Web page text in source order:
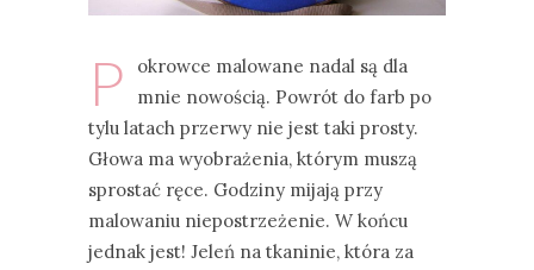
P
okrowce malowane nadal są dla
mnie nowością. Powrót do farb po
tylu latach przerwy nie jest taki prosty.
Głowa ma wyobrażenia, którym muszą
sprostać ręce. Godziny mijają przy
malowaniu niepostrzeżenie. W końcu
jednak jest! Jeleń na tkaninie, która za